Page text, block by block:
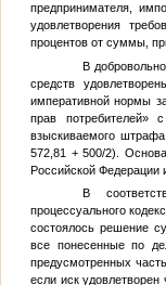
предпринимателя,
удовлетворения
процентов от суммы,
В
средств
императивной нормы
прав потребителей»
взыскиваемого
572,81 + 500/2).
Российской Федерации
В
процессуального
состоялось решение
все понесенные по
предусмотренных
если иск